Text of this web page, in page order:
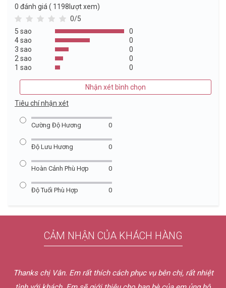
0 đánh giá ( 1198lượt xem)
0/5
5 sao
0
4 sao
0
3 sao
0
2 sao
0
1 sao
0
Nhận xét bình chọn
Tiêu chí nhận xét
Cường Độ Hương 0
Độ Lưu Hương 0
Hoàn Cảnh Phù Hợp 0
Độ Tuổi Phù Hợp 0
CẢM NHẬN CỦA KHÁCH HÀNG
Hôm qua em nhận được nước hoa rồi ạ. Shipper bên chị lịch